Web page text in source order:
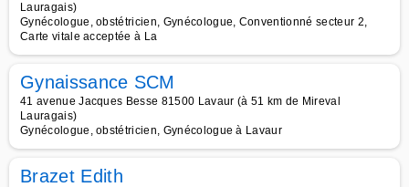
Lauragais)
Gynécologue, obstétricien, Gynécologue, Conventionné secteur 2,
Carte vitale acceptée à La
Gynaissance SCM
41 avenue Jacques Besse 81500 Lavaur (à 51 km de Mireval
Lauragais)
Gynécologue, obstétricien, Gynécologue à Lavaur
Brazet Edith